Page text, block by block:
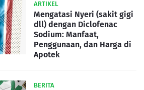
ARTIKEL
Mengatasi Nyeri (sakit gigi
dll) dengan Diclofenac
Sodium: Manfaat,
Penggunaan, dan Harga di
Apotek
BERITA